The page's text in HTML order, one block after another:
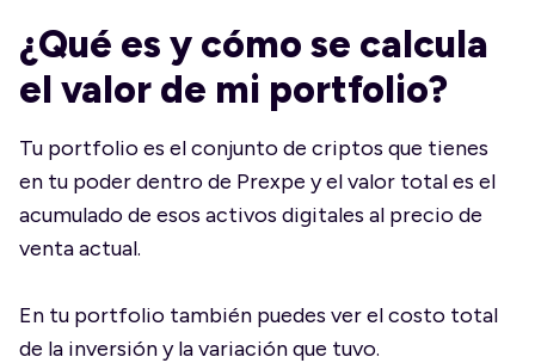
¿Qué es y cómo se calcula
el valor de mi portfolio?
Tu portfolio es el conjunto de criptos que tienes
en tu poder dentro de Prexpe y el valor total es el
acumulado de esos activos digitales al precio de
venta actual.
En tu portfolio también puedes ver el costo total
de la inversión y la variación que tuvo.